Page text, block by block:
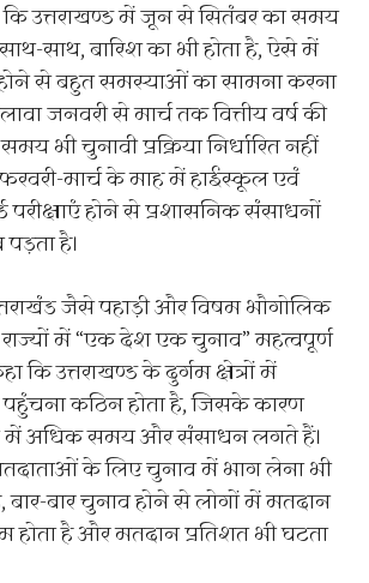
उत्तराखण्ड में जून से सितंबर का समय
साथ, बारिश का भी होता है, ऐसे में
होने से बहुत समस्याओं का सामना करना
जनवरी से मार्च तक वित्तीय वर्ष की
भी चुनावी प्रक्रिया निर्धारित नहीं
फरवरी-मार्च के माह में हाईस्कूल एवं
परीक्षाएं होने से प्रशासनिक संसाधनों
पड़ता है।
जैसे पहाड़ी और विषम भौगोलिक
राज्यों में “एक देश एक चुनाव” महत्वपूर्ण
कि उत्तराखण्ड के दुर्गम क्षेत्रों में
कठिन होता है, जिसके कारण
में अधिक समय और संसाधन लगते हैं।
मतदाताओं के लिए चुनाव में भाग लेना भी
बार-बार चुनाव होने से लोगों में मतदान
होता है और मतदान प्रतिशत भी घटता